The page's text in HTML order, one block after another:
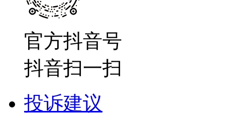
官方抖音号
抖音扫一扫
投诉建议